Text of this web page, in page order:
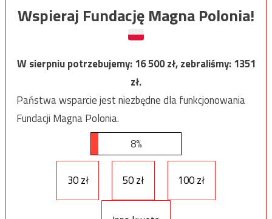
Wspieraj Fundację Magna Polonia!
W sierpniu potrzebujemy:16 500zł, zebraliśmy:1351
zł.
Państwa wsparcie jest niezbędne dla funkcjonowania
Fundacji Magna Polonia.
8%
30 zł 50 zł 100 zł